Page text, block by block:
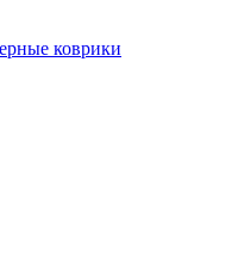
коврики